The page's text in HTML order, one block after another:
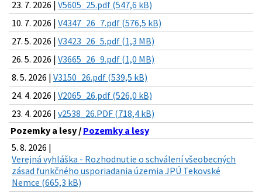
23. 7. 2026 | V5605_25.pdf (547,6 kB)
10. 7. 2026 | V4347_26_7.pdf (576,5 kB)
27. 5. 2026 | V3423_26_5.pdf (1,3 MB)
26. 5. 2026 | V3665_26_9.pdf (1,0 MB)
8. 5. 2026 | V3150_26.pdf (539,5 kB)
24. 4. 2026 | V2065_26.pdf (526,0 kB)
23. 4. 2026 | v2538_26.PDF (718,4 kB)
Pozemky a lesy / Pozemky a lesy
5. 8. 2026 |
Verejná vyhláška - Rozhodnutie o schválení všeobecných
zásad funkčného usporiadania územia JPÚ Tekovské
Nemce (665,3 kB)